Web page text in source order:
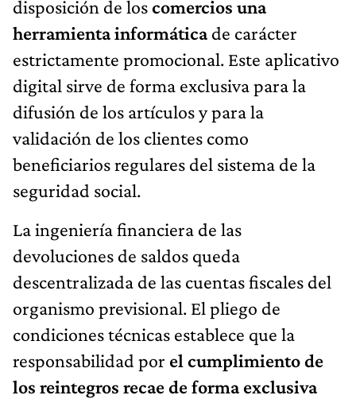
disposición de loscomercios una
herramienta informáticade carácter
estrictamente promocional. Este aplicativo
digital sirve de forma exclusiva para la
difusión de los artículos y para la
validación de los clientes como
beneficiarios regulares del sistema de la
seguridad social.
La ingeniería financiera de las
devoluciones de saldos queda
descentralizada de las cuentas fiscales del
organismo previsional. El pliego de
condiciones técnicas establece que la
responsabilidad por el cumplimiento de
los reintegros recae de forma exclusiva